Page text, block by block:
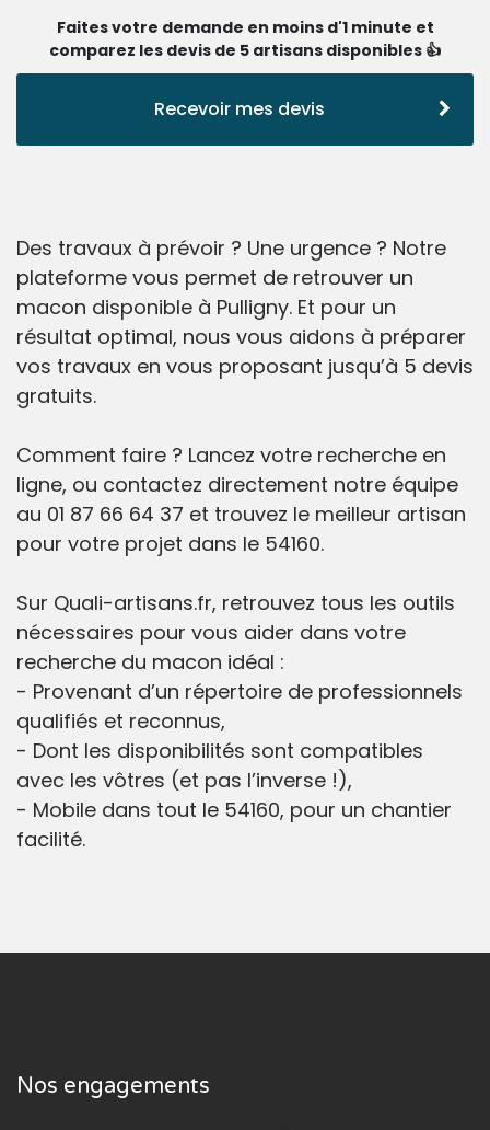
Faites votre demande en moins d'1 minute et
comparez les devis de 5 artisans disponibles 👍
Recevoir mes devis
Des travaux à prévoir ? Une urgence ? Notre
plateforme vous permet de retrouver un
macon disponible à Pulligny. Et pour un
résultat optimal, nous vous aidons à préparer
vos travaux en vous proposant jusqu’à 5 devis
gratuits.
Comment faire ? Lancez votre recherche en
ligne, ou contactez directement notre équipe
au 01 87 66 64 37 et trouvez le meilleur artisan
pour votre projet dans le 54160.
Sur Quali-artisans.fr, retrouvez tous les outils
nécessaires pour vous aider dans votre
recherche du macon idéal :
- Provenant d’un répertoire de professionnels
qualifiés et reconnus,
- Dont les disponibilités sont compatibles
avec les vôtres (et pas l’inverse !),
- Mobile dans tout le 54160, pour un chantier
facilité.
Nos engagements